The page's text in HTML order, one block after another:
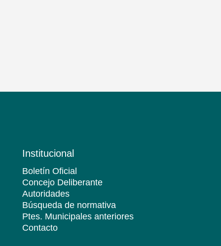
Institucional
Boletín Oficial
Concejo Deliberante
Autoridades
Búsqueda de normativa
Ptes. Municipales anteriores
Contacto